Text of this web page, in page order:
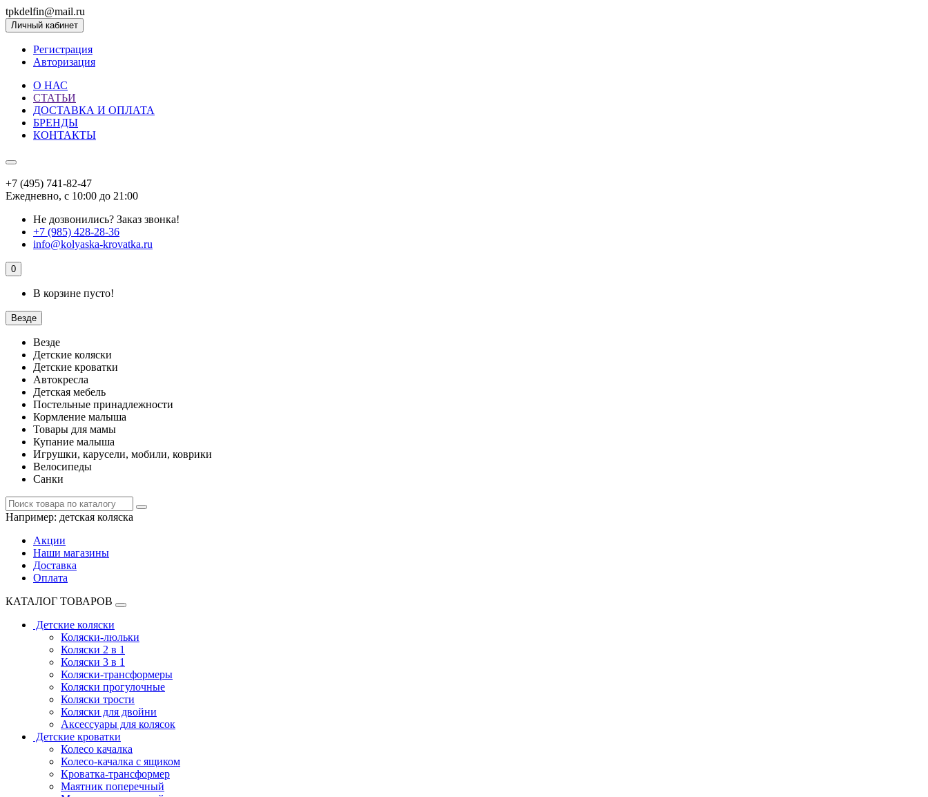
tpkdelfin@mail.ru
Личный кабинет
Регистрация
Авторизация
О НАС
СТАТЬИ
ДОСТАВКА И ОПЛАТА
БРЕНДЫ
КОНТАКТЫ
+7 (495) 741-82-47
Ежедневно, с 10:00 до 21:00
Не дозвонились? Заказ звонка!
+7 (985) 428-28-36
info@kolyaska-krovatka.ru
0
В корзине пусто!
Везде
Везде
Детские коляски
Детские кроватки
Автокресла
Детская мебель
Постельные принадлежности
Кормление малыша
Товары для мамы
Купание малыша
Игрушки, карусели, мобили, коврики
Велосипеды
Санки
Например: детская коляска
Акции
Наши магазины
Доставка
Оплата
КАТАЛОГ ТОВАРОВ
Детские коляски
Коляски-люльки
Коляски 2 в 1
Коляски 3 в 1
Коляски-трансформеры
Коляски прогулочные
Коляски трости
Коляски для двойни
Аксессуары для колясок
Детские кроватки
Колесо качалка
Колесо-качалка с ящиком
Кроватка-трансформер
Маятник поперечный